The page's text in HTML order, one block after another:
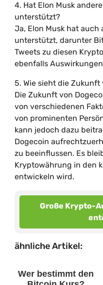
4. Hat Elon Musk
unterstützt?
Ja, Elon Musk hat
unterstützt, darunter
Tweets zu diesen
ebenfalls
5. Wie sieht die Zukunft
Die Zukunft von
von verschiedenen
von prominenten
kann jedoch dazu
Dogecoin
zu beeinflussen. Es
Kryptowährung in den
entwickeln wird.
Große Krypto-
ähnliche Artikel:
Wer bestimmt den